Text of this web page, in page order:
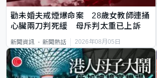
勸未婚夫戒煙爆命案 28歲女教師連捅
心臟兩刀判死緩 母斥判太重已上訴
新聞資訊 新聞熱話 2026年08月05日